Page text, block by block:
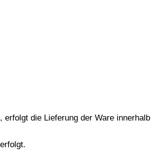
die Lieferung der Ware innerhalb